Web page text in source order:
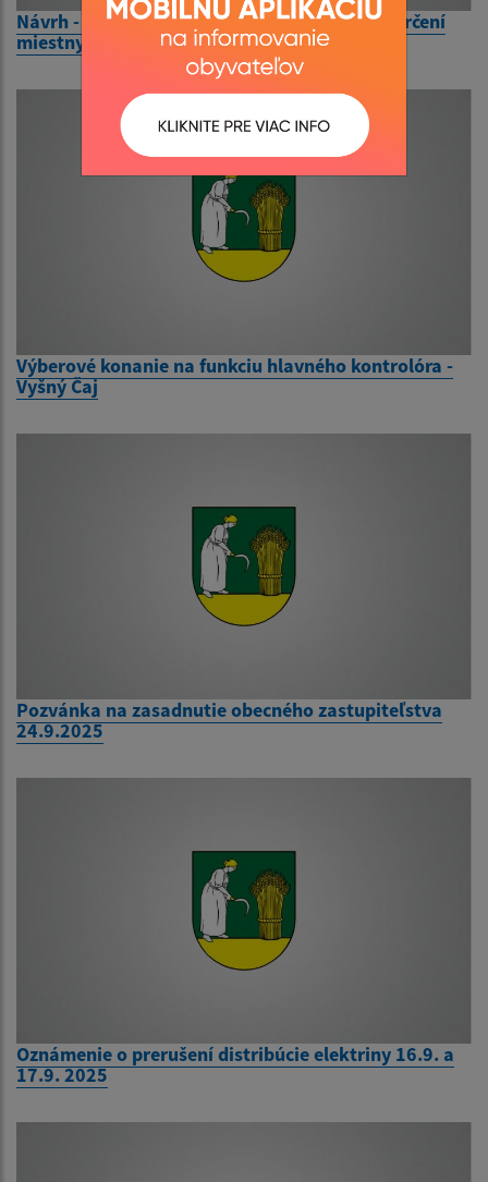
Návrh - Nariadenie obce Kecerovce č. 1/25 o určení
miestnych poplatkov v obci Kecerovce
Výberové konanie na funkciu hlavného kontrolóra -
Vyšný Čaj
Pozvánka na zasadnutie obecného zastupiteľstva
24.9.2025
Oznámenie o prerušení distribúcie elektriny 16.9. a
17.9. 2025